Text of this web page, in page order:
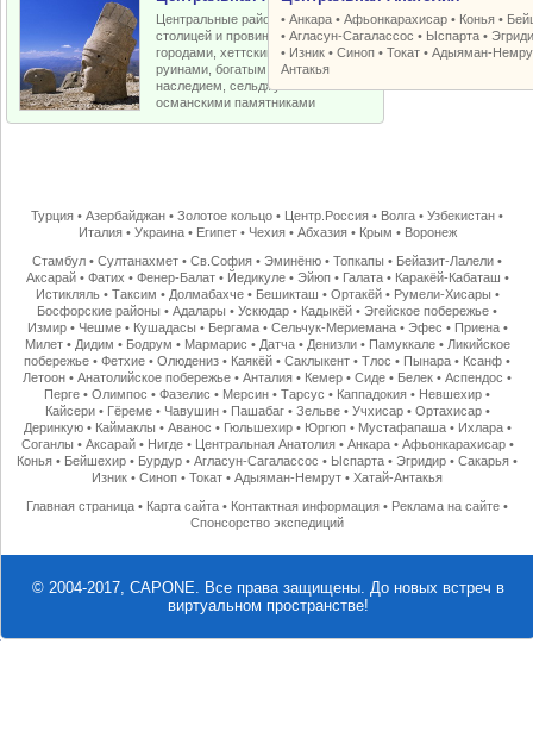
Центральные районы Турции со
столицей и провинциальными
городами, хеттскими и античными
руинами, богатым византийским
наследием, сельджукскими и
османскими памятниками
•Анкара •Афьонкарахисар • Конья •
•Агласун-Сагалассос • Ыспарта •
• Изник •Синоп •Токат •Адыяман-
Антакья
Турция •Азербайджан •Золотое кольцо • Центр.Россия • Волга •Узбекистан •
Италия• Украина• Египет• Чехия• Абхазия• Крым • Воронеж
Стамбул •Султанахмет •Св.София •Эминёню •Топкапы • Бейазит-Лалели •
Аксарай• Фатих • Фенер-Балат• Йедикуле• Эйюп• Галата• Каракёй-Кабаташ •
Истикляль• Таксим • Долмабахче• Бешикташ • Ортакёй• Румели-Хисары •
Босфорские районы •Адалары •Ускюдар • Кадыкёй •Эгейское побережье •
Измир• Чешме• Кушадасы • Бергама• Сельчук-Мериемана• Эфес • Приена•
Милет• Дидим • Бодрум • Мармарис • Датча• Денизли• Памуккале• Ликийское
побережье •Фетхие •Олюдениз • Каякёй •Саклыкент •Тлос • Пынара • Ксанф •
Летоон •Анатолийское побережье •Анталия • Кемер •Сиде • Белек •Аспендос •
Перге •Олимпос •Фазелис • Мерсин •Тарсус • Каппадокия • Невшехир •
Кайсери• Гёреме• Чавушин• Пашабаг• Зельве• Учхисар• Ортахисар•
Деринкую• Каймаклы • Аванос • Гюльшехир• Юргюп• Мустафапаша• Ихлара•
Соганлы • Аксарай• Нигде• Центральная Анатолия• Анкара• Афьонкарахисар•
Конья • Бейшехир • Бурдур •Агласун-Сагалассос • Ыспарта •Эгридир •Сакарья •
Изник •Синоп •Токат •Адыяман-Немрут •Хатай-Антакья
Главная страница • Карта сайта • Контактная информация • Реклама на сайте •
Спонсорство экспедиций
© 2004-2017, CAPONE. Все права защищены. До новых встреч в
виртуальном пространстве!